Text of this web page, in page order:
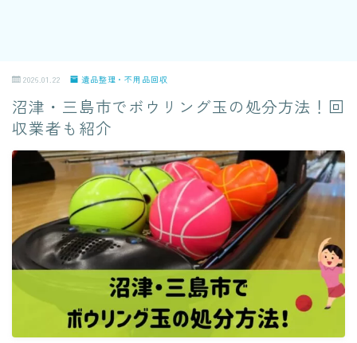
2026.01.22 遺品整理・不用品回収
沼津・三島市でボウリング玉の処分方法！回
収業者も紹介